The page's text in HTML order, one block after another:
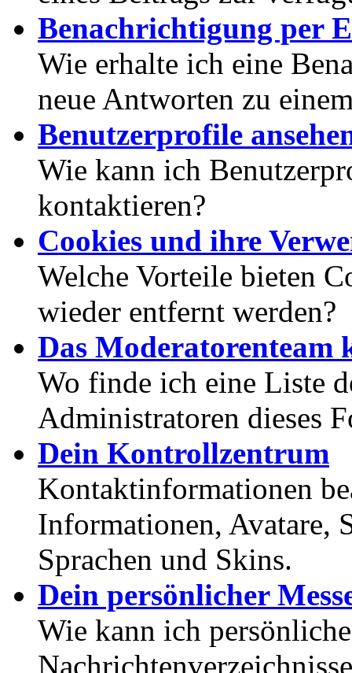
Benachrichtigung per
Wie erhalte ich eine
neue Antworten zu
Benutzerprofile
Wie kann ich
kontaktieren?
Cookies und ihre
Welche Vorteile bieten
wieder entfernt werden?
Das Moderatorenteam
Wo finde ich eine Liste
Administratoren dieses
Dein Kontrollzentrum
Kontaktinformationen
Informationen, Avatare,
Sprachen und Skins.
Dein persönlicher
Wie kann ich